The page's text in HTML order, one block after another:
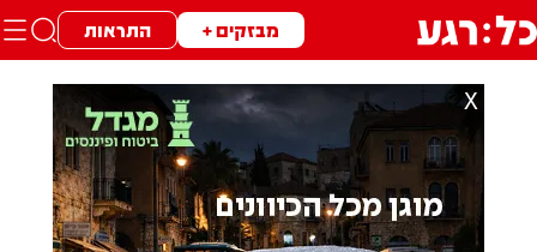
מבזקים + התראות
X